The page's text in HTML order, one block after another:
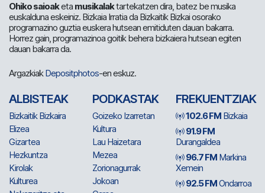
Ohiko saioaketa musikalaktartekatzen dira, batez be musika
euskalduna eskeiniz. Bizkaia Irratia da Bizkaitik Bizkai osorako
programazino guztia euskera hutsean emitiduten dauan bakarra.
Horrez gain, programazinoa goitik behera bizkaiera hutsean egiten
dauan bakarra da.
ArgazkiakDepositphotos-en eskuz.
ALBISTEAK
Bizkaitik Bizkaira
Elizea
Gizartea
Hezkuntza
Kirolak
Kulturea
PODKASTAK
Goizeko Izarretan
Kultura
Lau Haizetara
Mezea
Zorionagurrak
Jokoan
FREKUENTZIAK
102.6 FM Bizkaia
91.9 FM
Durangaldea
96.7 FM Markina
Xemein
92.5 FMOndarroa